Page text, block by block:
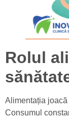
Rolul
Alimentația
Consumul